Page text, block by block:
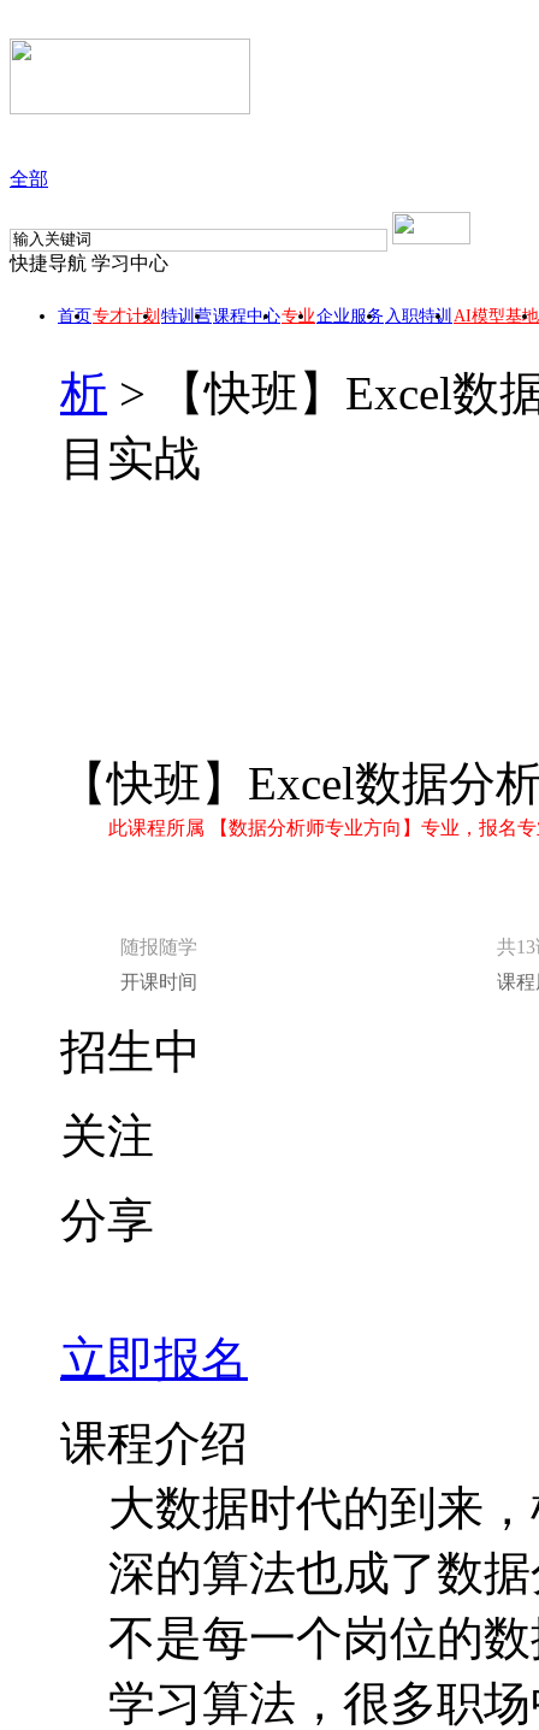
全部
快捷导航 学习中心
首页专才计划 特训营课程中心专业企业服务 入职特训 AI模型基地
析 >
【快班】Excel
目实战
【快班】Excel数据
此课程所属 【数据分析师专业方向】专业，报名
随报随学
共
开课时间
课
招生中
关注
分享
立即报名
课程介绍
大数据时代的到来
深的算法也成了数
不是每一个岗位的
学习算法，很多职